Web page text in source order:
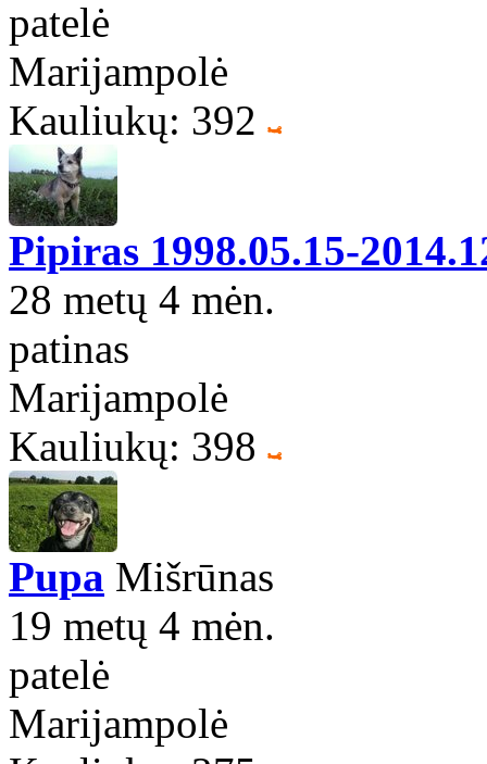
patelė
Marijampolė
Kauliukų: 392
Pipiras 1998.05.15-
28 metų 4 mėn.
patinas
Marijampolė
Kauliukų: 398
Pupa Mišrūnas
19 metų 4 mėn.
patelė
Marijampolė